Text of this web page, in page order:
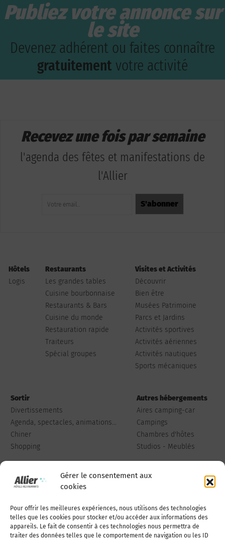
Gérer le consentement aux
cookies
Pour offrir les meilleures expériences, nous utilisons des technologies
telles que les cookies pour stocker et/ou accéder aux informations des
appareils. Le fait de consentir à ces technologies nous permettra de
traiter des données telles que le comportement de navigation ou les ID
Publiez votre annonce sur
le site
Devenez adhérent ou faites connaître
gratuitement votre activité
Recevez une fois par semaine
l'agenda des fêtes et manifestations de
l'Allier
Hôtels
Logis
Restaurants
Les grandes tables
Cuisine bourbonnaise
Restaurants & Bars
Cuisine du monde
Restauration rapide
Traiteurs
Spécial groupes
Visites et Activités
Découvrir
Bien être
Musées Patrimoine
Parcs et Jardins
Activités sportives
Activités aériennes
Activités nautiques
Sports mécaniques
Sortir
Divertissements
Agenda, spectacles, animations...
Chiner
Shopping
Autres hébergements
Aires camping-car
Campings
Chambres d'hôtes
Studios - Meublés
Qui sommes-nous Publiez votre annonce